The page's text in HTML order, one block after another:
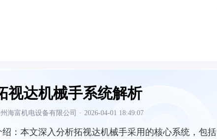
视达机械手系统解析
海富机电设备有限公司 · 2026-04-01 18:49:07
： 本文深入分析拓视达机械手采用的核心系统，包括